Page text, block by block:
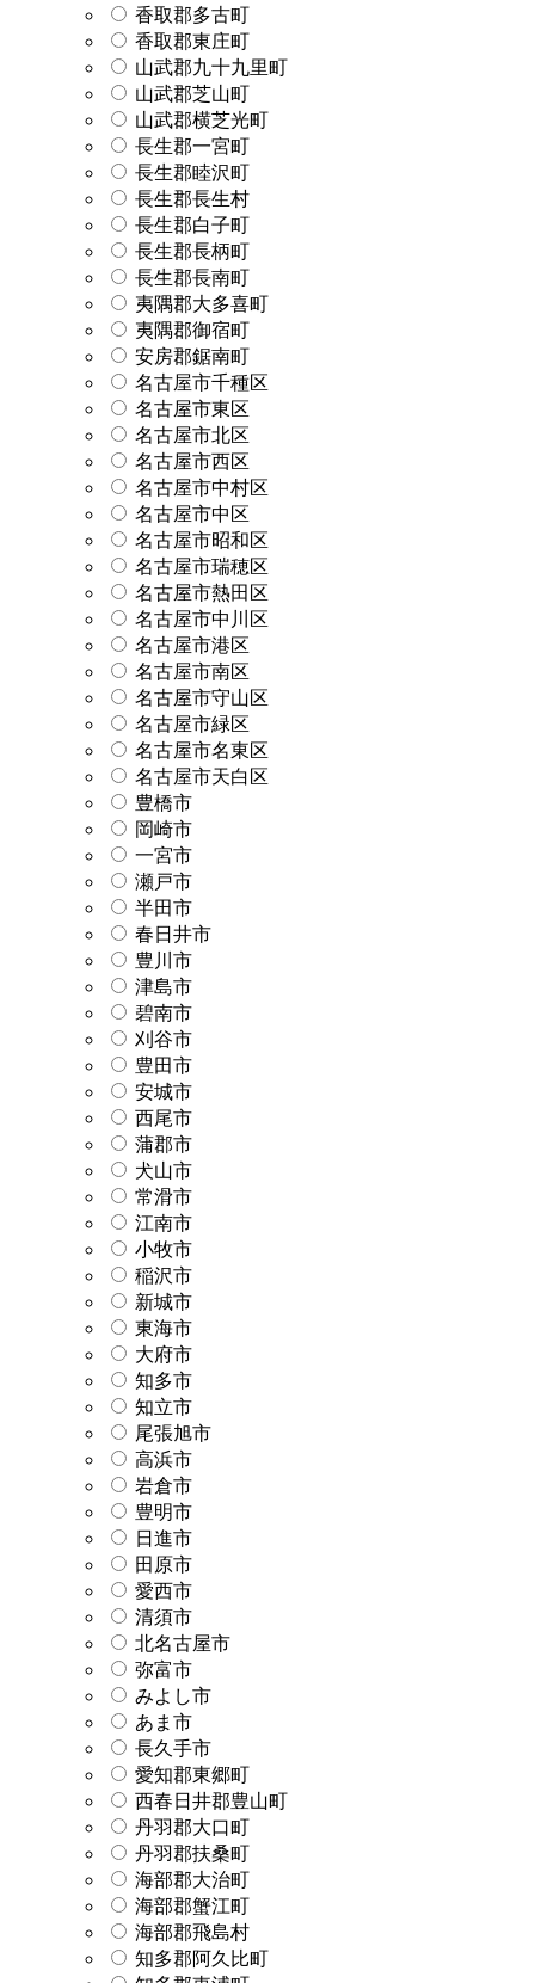
香取郡多古町
香取郡東庄町
山武郡九十九里町
山武郡芝山町
山武郡横芝光町
長生郡一宮町
長生郡睦沢町
長生郡長生村
長生郡白子町
長生郡長柄町
長生郡長南町
夷隅郡大多喜町
夷隅郡御宿町
安房郡鋸南町
名古屋市千種区
名古屋市東区
名古屋市北区
名古屋市西区
名古屋市中村区
名古屋市中区
名古屋市昭和区
名古屋市瑞穂区
名古屋市熱田区
名古屋市中川区
名古屋市港区
名古屋市南区
名古屋市守山区
名古屋市緑区
名古屋市名東区
名古屋市天白区
豊橋市
岡崎市
一宮市
瀬戸市
半田市
春日井市
豊川市
津島市
碧南市
刈谷市
豊田市
安城市
西尾市
蒲郡市
犬山市
常滑市
江南市
小牧市
稲沢市
新城市
東海市
大府市
知多市
知立市
尾張旭市
高浜市
岩倉市
豊明市
日進市
田原市
愛西市
清須市
北名古屋市
弥富市
みよし市
あま市
長久手市
愛知郡東郷町
西春日井郡豊山町
丹羽郡大口町
丹羽郡扶桑町
海部郡大治町
海部郡蟹江町
海部郡飛島村
知多郡阿久比町